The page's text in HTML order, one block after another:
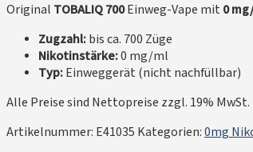
Original TOBALIQ 700Einweg-Vape mit 0
Zugzahl:bis ca. 700 Züge
Nikotinstärke:0 mg/ml
Typ:Einweggerät (nicht nachfüllbar)
Alle Preise sind Nettopreise zzgl. 19% MwSt.
Artikelnummer: E41035 Kategorien:0mg